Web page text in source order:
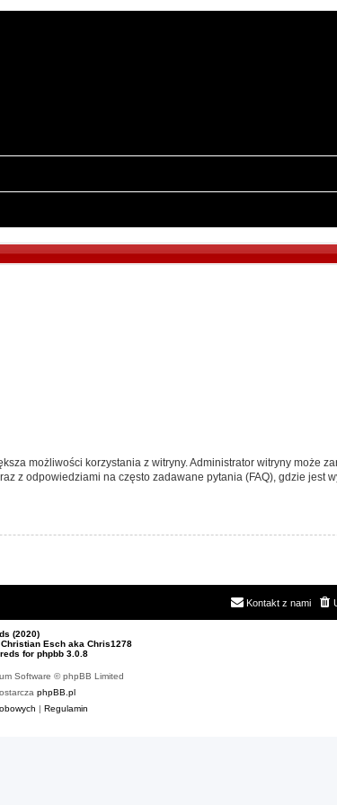
możliwości korzystania z witryny. Administrator witryny może
z odpowiedziami na często zadawane pytania (FAQ), gdzie jest
Kontakt z nami
(2020)
Christian Esch aka Chris1278
reds for phpbb 3.0.8
Software © phpBB Limited
phpBB.pl
| Regulamin